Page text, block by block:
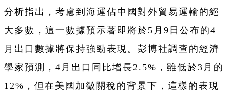
分析指出，考慮到海運佔中國對外貿易運輸的絕
大多數，這一數據預示著即將於5月9日公布的4
月出口數據將保持強勁表現。彭博社調查的經濟
學家預測，4月出口同比增長2.5%，雖低於3月的
12%，但在美國加徵關稅的背景下，這樣的表現